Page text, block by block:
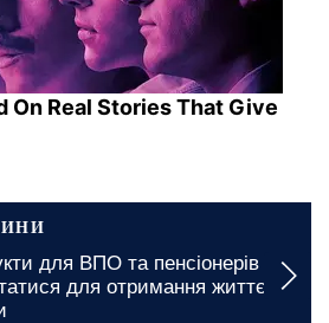
On Real Stories That Give
для ВПО та пенсіонерів у
для отримання життєво